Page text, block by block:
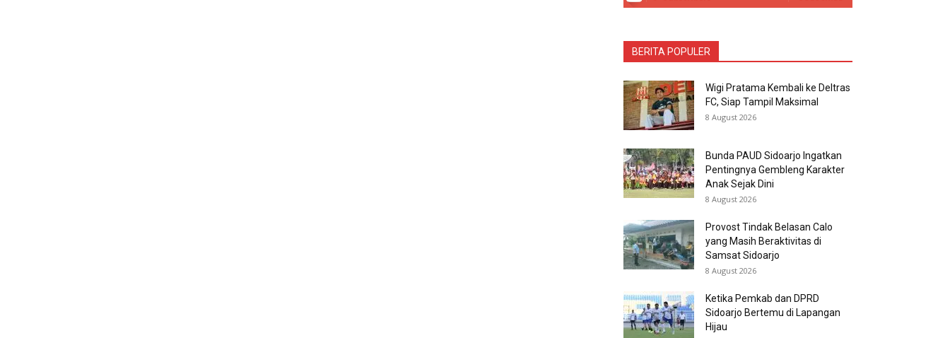
BERITA POPULER
Wigi Pratama Kembali ke Deltras
FC, Siap Tampil Maksimal
8 August 2026
Bunda PAUD Sidoarjo Ingatkan
Pentingnya Gembleng Karakter
Anak Sejak Dini
8 August 2026
Provost Tindak Belasan Calo
yang Masih Beraktivitas di
Samsat Sidoarjo
8 August 2026
Ketika Pemkab dan DPRD
Sidoarjo Bertemu di Lapangan
Hijau